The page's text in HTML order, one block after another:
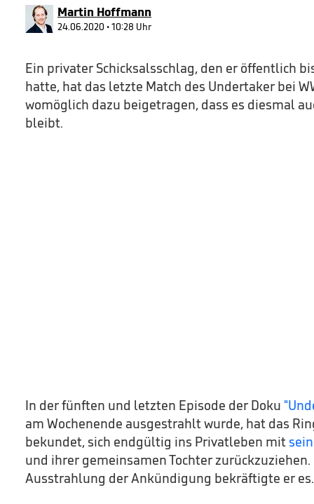
90%
Martin Hoffmann
24.06.2020 • 10:28 Uhr
Ein privater Schicksalsschlag, den er öffentlich
hatte, hat das letzte Match des Undertaker bei
womöglich dazu beigetragen, dass es diesmal
bleibt.
In der fünften und letzten Episode der Doku
am Wochenende ausgestrahlt wurde, hat das
bekundet, sich endgültig ins Privatleben mit
und ihrer gemeinsamen Tochter zurückzuziehen.
Ausstrahlung der Ankündigung bekräftigte er es.